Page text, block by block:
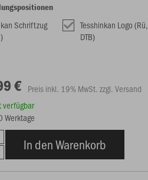
Schriftzug
Tesshinkan Logo (Rü,
DTB)
€ Preis inkl. 19% MwSt. zzgl. Versand
verfügbar
Werktage
In den Warenkorb